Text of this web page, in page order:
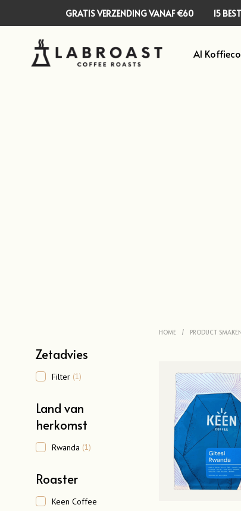
GRATIS VERZENDING VANAF €60 15
AI
Zetadvies
Filter (1)
Land van
herkomst
Rwanda (1)
Roaster
Keen Coffee
HOME / PRODUCT SMAKEN